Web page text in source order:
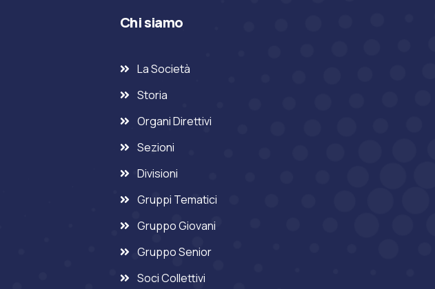
Chi siamo
La Società
Storia
Organi Direttivi
Sezioni
Divisioni
Gruppi Tematici
Gruppo Giovani
Gruppo Senior
Soci Collettivi